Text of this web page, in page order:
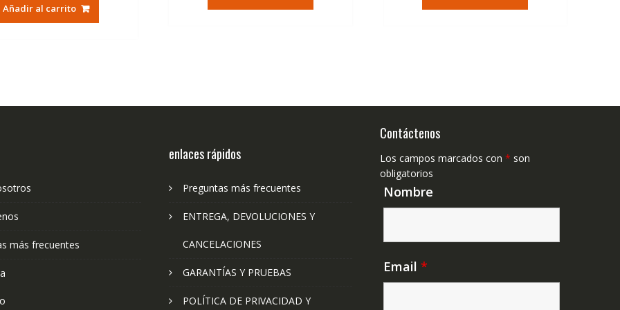
era:
es:
Añadir al carrito
era:
es:
era:
es:
más frecuentes
enlaces rápidos
Preguntas más frecuentes
ENTREGA, DEVOLUCIONES Y
CANCELACIONES
GARANTÍAS Y PRUEBAS
POLÍTICA DE PRIVACIDAD Y
Contáctenos
Los campos marcados con * son
obligatorios
Nombre
Email *